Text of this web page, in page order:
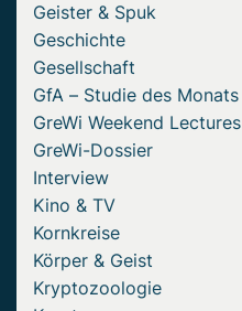
Geister & Spuk
Geschichte
Gesellschaft
GfA – Studie des Monats
GreWi Weekend Lectures
GreWi-Dossier
Interview
Kino & TV
Kornkreise
Körper & Geist
Kryptozoologie